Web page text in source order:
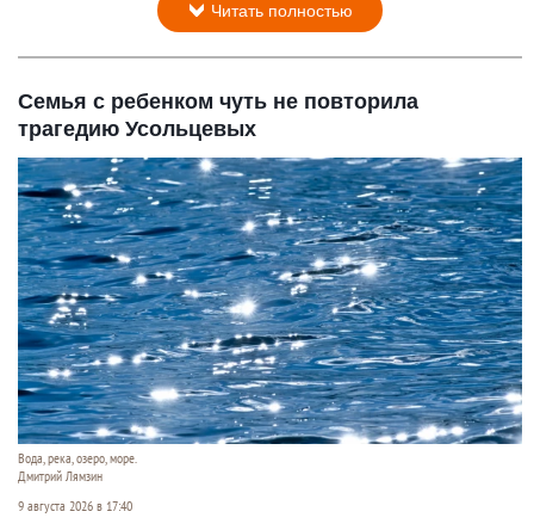
Читать полностью
Семья с ребенком чуть не повторила
трагедию Усольцевых
Вода, река, озеро, море.
Дмитрий Лямзин
9 августа 2026 в 17:40